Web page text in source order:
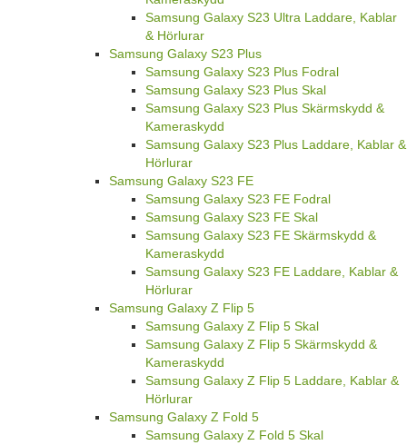
Samsung Galaxy S23 Ultra Laddare, Kablar
& Hörlurar
Samsung Galaxy S23 Plus
Samsung Galaxy S23 Plus Fodral
Samsung Galaxy S23 Plus Skal
Samsung Galaxy S23 Plus Skärmskydd &
Kameraskydd
Samsung Galaxy S23 Plus Laddare, Kablar &
Hörlurar
Samsung Galaxy S23 FE
Samsung Galaxy S23 FE Fodral
Samsung Galaxy S23 FE Skal
Samsung Galaxy S23 FE Skärmskydd &
Kameraskydd
Samsung Galaxy S23 FE Laddare, Kablar &
Hörlurar
Samsung Galaxy Z Flip 5
Samsung Galaxy Z Flip 5 Skal
Samsung Galaxy Z Flip 5 Skärmskydd &
Kameraskydd
Samsung Galaxy Z Flip 5 Laddare, Kablar &
Hörlurar
Samsung Galaxy Z Fold 5
Samsung Galaxy Z Fold 5 Skal